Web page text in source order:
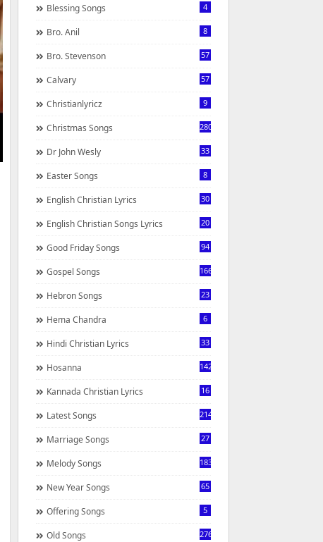
Blessing Songs 4
Bro. Anil 8
Bro. Stevenson 57
Calvary 57
Christianlyricz 9
Christmas Songs 280
Dr John Wesly 33
Easter Songs 8
English Christian Lyrics 30
English Christian Songs Lyrics 20
Good Friday Songs 94
Gospel Songs 166
Hebron Songs 23
Hema Chandra 6
Hindi Christian Lyrics 33
Hosanna 142
Kannada Christian Lyrics 16
Latest Songs 214
Marriage Songs 27
Melody Songs 183
New Year Songs 65
Offering Songs 5
Old Songs 276